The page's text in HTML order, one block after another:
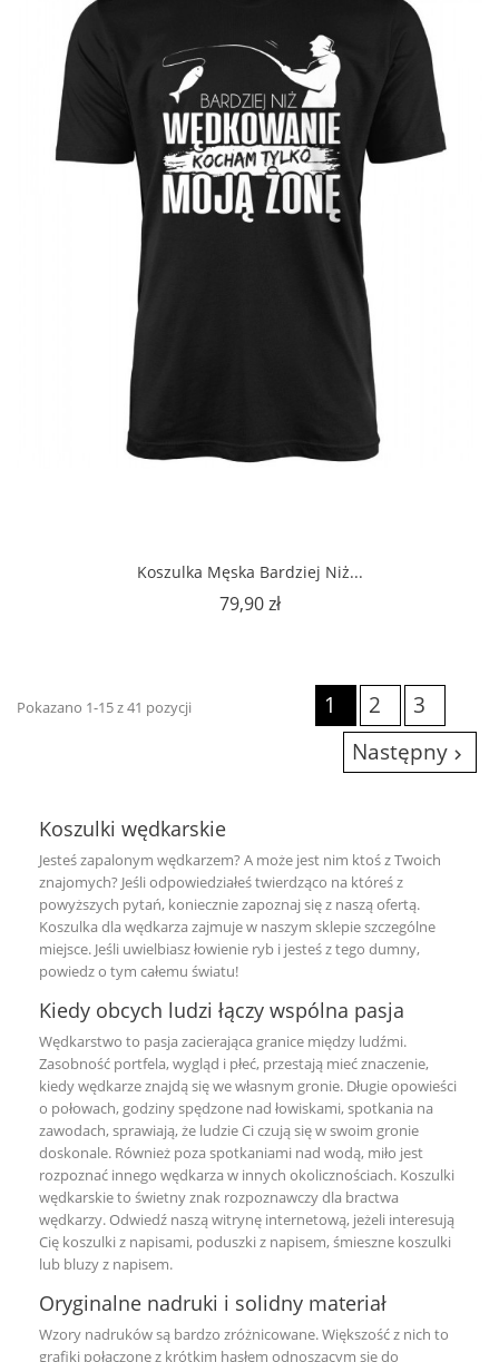
Koszulka Męska Bardziej Niż...
79,90 złCena
Pokazano 1-15 z 41 pozycji 1 2
3
Następny 
Koszulki wędkarskie
Jesteś zapalonym wędkarzem? A może jest nim ktoś z Twoich
znajomych? Jeśli odpowiedziałeś twierdząco na któreś z
powyższych pytań, koniecznie zapoznaj się z naszą ofertą.
Koszulka dla wędkarza zajmuje w naszym sklepie szczególne
miejsce. Jeśli uwielbiasz łowienie ryb i jesteś z tego dumny,
powiedz o tym całemu światu!
Kiedy obcych ludzi łączy wspólna pasja
Wędkarstwo to pasja zacierająca granice między ludźmi.
Zasobność portfela, wygląd i płeć, przestają mieć znaczenie,
kiedy wędkarze znajdą się we własnym gronie. Długie opowieści
o połowach, godziny spędzone nad łowiskami, spotkania na
zawodach, sprawiają, że ludzie Ci czują się w swoim gronie
doskonale. Również poza spotkaniami nad wodą, miło jest
rozpoznać innego wędkarza w innych okolicznościach. Koszulki
wędkarskie to świetny znak rozpoznawczy dla bractwa
wędkarzy. Odwiedź naszą witrynę internetową, jeżeli interesują
Cię koszulki z napisami, poduszki z napisem,śmieszne koszulki
lub bluzy z napisem.
Oryginalne nadruki i solidny materiał
Wzory nadruków są bardzo zróżnicowane. Większość z nich to
grafiki połączone z krótkim hasłem odnoszącym się do